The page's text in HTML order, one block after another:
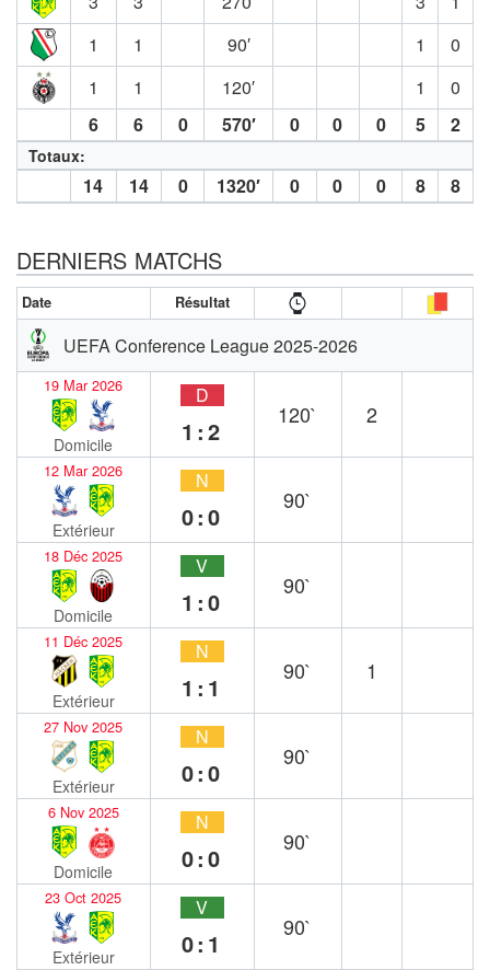
1
1 90′ 1
0
1
1 120′ 1
0
6
6 0 570′ 0 0 0 5 2
Totaux:
14 14 0 1320′ 0 0 0 8 8
DERNIERS MATCHS
Date Résultat
UEFA Conference League 2025-2026
19 Mar 2026
Domicile
D
1:2
120` 2
12 Mar 2026
Extérieur
N
0:0
90`
18 Déc 2025
Domicile
V
1:0
90`
11 Déc 2025
Extérieur
N
1:1
90` 1
27 Nov 2025
Extérieur
N
0:0
90`
6 Nov 2025
Domicile
N
0:0
90`
23 Oct 2025
Extérieur
V
0:1
90`